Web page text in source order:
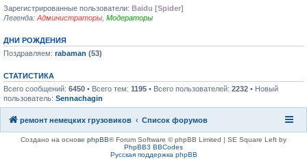
Зарегистрированные пользователи: Baidu [Spider]
Легенда: Администраторы Модераторы
ДНИ РОЖДЕНИЯ
Поздравляем: rabaman (53)
СТАТИСТИКА
Всего сообщений: 6450 • Всего тем: 1195 • Всего пользователей: 2232 • Новый
пользователь: Sennachagin
ремонт немецких грузовиков Список форумов
Создано на основе phpBB® Forum Software © phpBB Limited | SE Square Left by
PhpBB3 BBCodes
Русская поддержка phpBB